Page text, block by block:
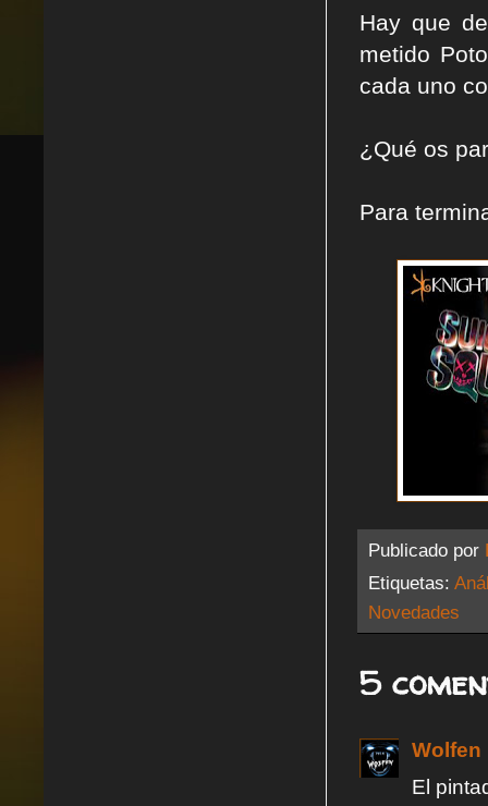
Hay que
metido
cada uno
¿Qué os
Para
Publicado por
Etiquetas:
Novedades
5
Wolfen
El